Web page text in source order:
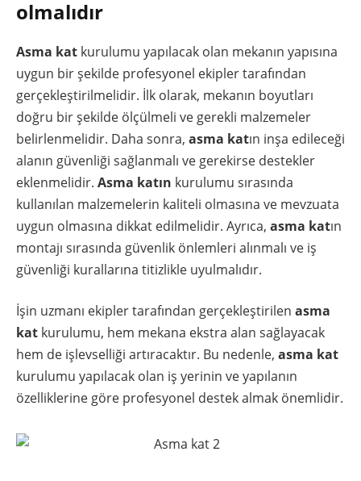
olmalıdır
Asma kat kurulumu yapılacak olan mekanın yapısına
uygun bir şekilde profesyonel ekipler tarafından
gerçekleştirilmelidir. İlk olarak, mekanın boyutları
doğru bir şekilde ölçülmeli ve gerekli malzemeler
belirlenmelidir. Daha sonra, asma katın inşa edileceği
alanın güvenliği sağlanmalı ve gerekirse destekler
eklenmelidir. Asma katın kurulumu sırasında
kullanılan malzemelerin kaliteli olmasına ve mevzuata
uygun olmasına dikkat edilmelidir. Ayrıca, asma katın
montajı sırasında güvenlik önlemleri alınmalı ve iş
güvenliği kurallarına titizlikle uyulmalıdır.
İşin uzmanı ekipler tarafından gerçekleştirilen asma
kat kurulumu, hem mekana ekstra alan sağlayacak
hem de işlevselliği artıracaktır. Bu nedenle, asma kat
kurulumu yapılacak olan iş yerinin ve yapılanın
özelliklerine göre profesyonel destek almak önemlidir.